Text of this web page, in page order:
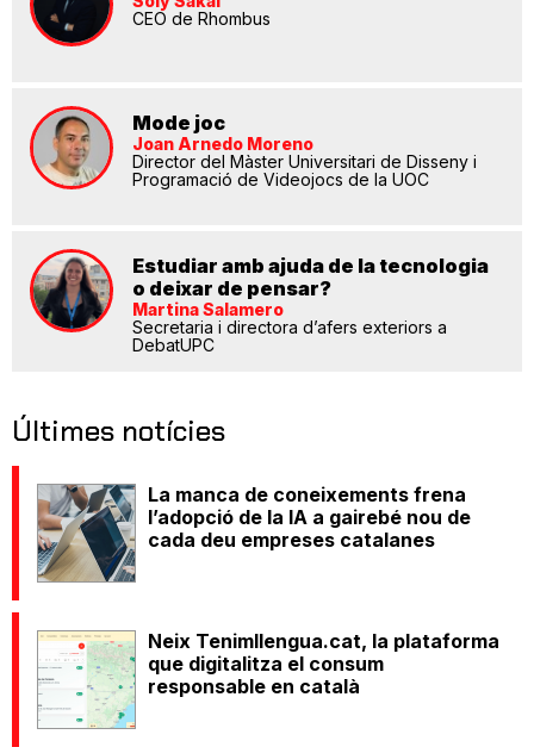
CEO de Rhombus
Mode joc
Joan Arnedo Moreno
Director del Màster Universitari de Disseny i
Programació de Videojocs de la UOC
Estudiar amb ajuda de la tecnologia
o deixar de pensar?
Martina Salamero
Secretaria i directora d’afers exteriors a
DebatUPC
Últimes notícies
La manca de coneixements frena
l’adopció de la IA a gairebé nou de
cada deu empreses catalanes
Neix Tenimllengua.cat, la plataforma
que digitalitza el consum
responsable en català